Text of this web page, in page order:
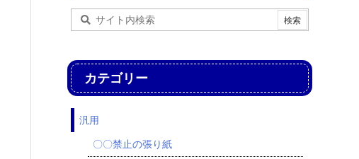
カテゴリー
汎用
〇〇禁止の張り紙